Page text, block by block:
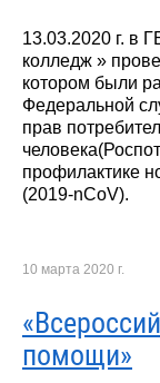
13.03.2020 г. в
колледж »
котором были
Федеральной
прав
профилактике
(2019-nCoV).
10 марта 2020 г.
помощи»